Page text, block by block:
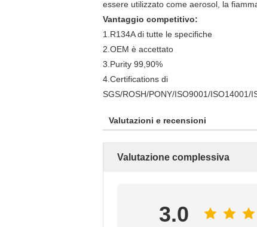
essere utilizzato come aerosol, la
Vantaggio competitivo:
1.R134A di tutte le specifiche
2.OEM è accettato
3.Purity 99,90%
4.Certifications di
SGS/ROSH/PONY/ISO9001/ISO14001/
Valutazioni e recensioni
Valutazione complessiva
3.0